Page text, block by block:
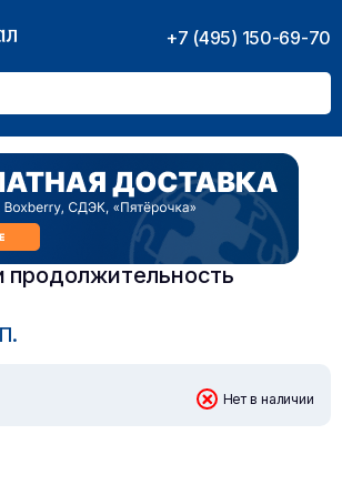
+7 (495) 150-69-70
продолжительность
Нет в наличии